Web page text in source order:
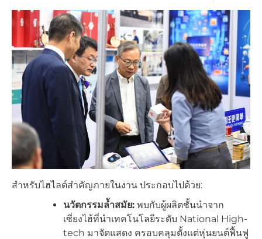
สำหรับไฮไลต์สำคัญภายในงาน ประกอบไปด้วย:
นวัตกรรมล้ำสมัย: พบกับผู้ผลิตชั้นนำจาก
เซี่ยงไฮ้ที่นำเทคโนโลยีระดับ National High-
tech มาจัดแสดง ครอบคลุมตั้งแต่หุ่นยนต์ฟื้นฟู